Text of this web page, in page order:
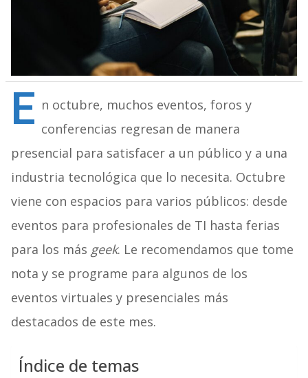
E n octubre, muchos eventos, foros y
conferencias regresan de manera
presencial para satisfacer a un público y a una
industria tecnológica que lo necesita. Octubre
viene con espacios para varios públicos: desde
eventos para profesionales de TI hasta ferias
para los más geek. Le recomendamos que tome
nota y se programe para algunos de los
eventos virtuales y presenciales más
destacados de este mes.
Índice de temas